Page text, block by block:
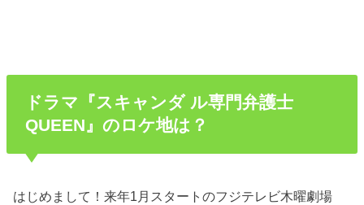
ドラマ『スキャンダ ル専門弁護士
QUEEN』のロケ地は？
はじめまして！来年1月スタートのフジテレビ木曜劇場